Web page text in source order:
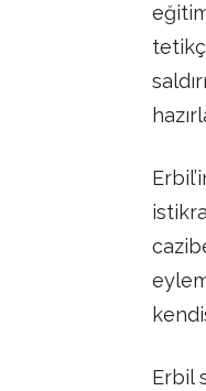
Erbil